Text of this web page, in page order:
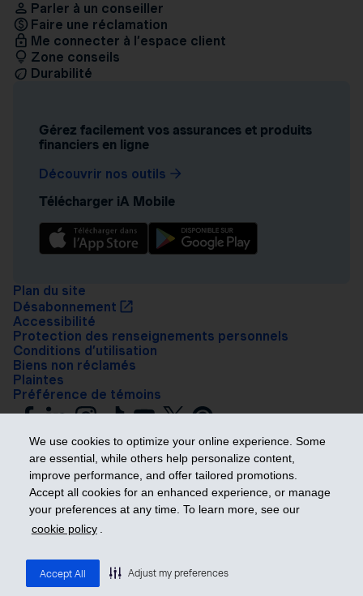
We use cookies to optimize your online experience. Some
are essential, while others help personalize content,
improve performance, and offer tailored promotions.
Accept all cookies for an enhanced experience, or manage
your preferences at any time. To learn more, see our
cookie policy .
Accept All Adjust my preferences
Parler à un conseiller
Faire une réclamation
Me connecter à l’espace client
Zone conseils
Durabilité
Gérez facilement vos assurances et produits
financiers en ligne
Découvrir nos outils
Télécharger iA Mobile
Plan du site
Désabonnement
Accessibilité
Protection des renseignements personnels
Conditions d’utilisation
Biens non réclamés
Plaintes
Préférence de témoins
Prendre les devants
Groupe financier. Tous droits réservés.